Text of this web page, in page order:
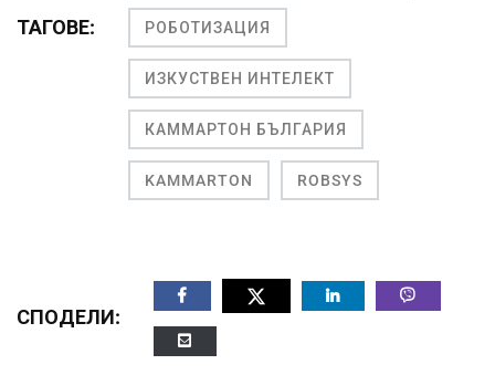
ТАГОВЕ: РОБОТИЗАЦИЯ
ИЗКУСТВЕН ИНТЕЛЕКТ
КАММАРТОН БЪЛГАРИЯ
KAMMARTON ROBSYS
СПОДЕЛИ: